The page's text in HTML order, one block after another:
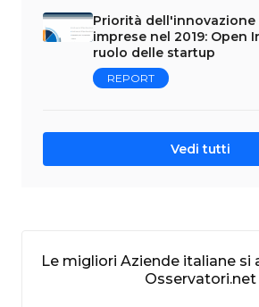
Priorità
imprese nel 2019: Open
ruolo delle startup
REPORT
Vedi tutti
Le migliori Aziende italiane si
Osservatori.net